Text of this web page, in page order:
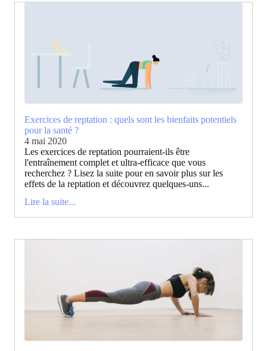
Exercices de reptation : quels sont les bienfaits potentiels
pour la santé ?
4 mai 2020
Les exercices de reptation pourraient-ils être
l'entraînement complet et ultra-efficace que vous
recherchez ? Lisez la suite pour en savoir plus sur les
effets de la reptation et découvrez quelques-uns...
Lire la suite...